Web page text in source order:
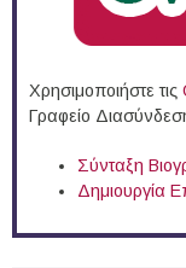
Χρησιμοποιήστε τις
Γραφείο
Σύνταξη
Δημιουργία